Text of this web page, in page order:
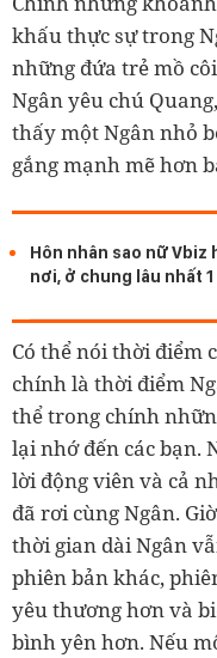
khấu thực sự trong
những đứa trẻ mồ
Ngân yêu chú
thấy một Ngân nhỏ
gắng mạnh mẽ hơn
Hôn nhân sao nữ
nơi, ở chung lâu nhất
Có thể nói thời điểm
chính là thời điểm
thể trong chính
lại nhớ đến các bạn.
lời động viên và cả
đã rơi cùng Ngân.
thời gian dài Ngân
phiên bản khác,
yêu thương hơn và
bình yên hơn. Nếu